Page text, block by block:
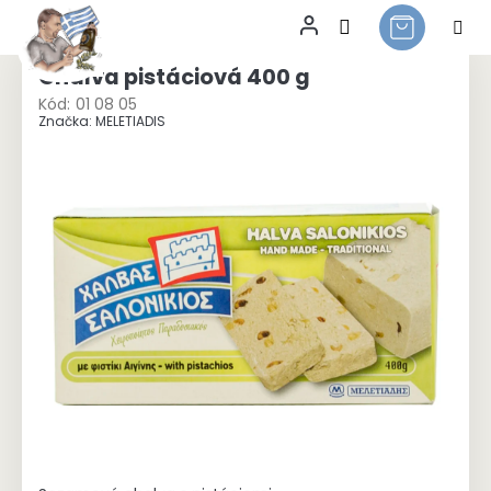
Přejít
obsahChalva pistáciová 400 g
Kód: 01 08 05
Značka: MELETIADIS